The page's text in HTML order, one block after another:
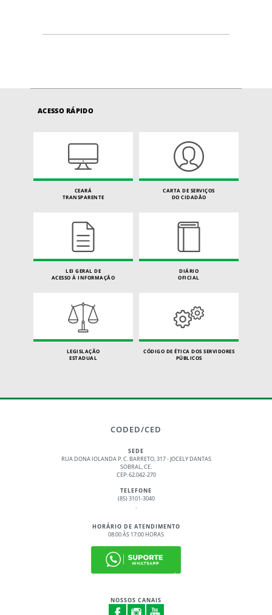
ACESSO RÁPIDO
CEARÁ
TRANSPARENTE
CARTA DE SERVIÇOS
DO CIDADÃO
LEI GERAL DE
ACESSO À INFORMAÇÃO
DIÁRIO
OFICIAL
LEGISLAÇÃO
ESTADUAL
CÓDIGO DE ÉTICA DOS SERVIDORES
PÚBLICOS
CODED/CED
SEDE
RUA DONA IOLANDA P. C. BARRETO, 317 - JOCELY DANTAS
SOBRAL, CE.
CEP: 62.042-270
TELEFONE
(85) 3101-3040
.
HORÁRIO DE ATENDIMENTO
08:00 ÀS 17:00 HORAS
NOSSOS CANAIS